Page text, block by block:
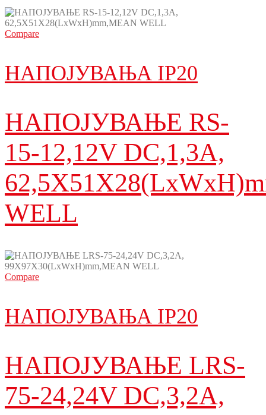
Compare
НАПОЈУВАЊА IP20
НАПОЈУВАЊЕ RS-
15-12,12V DC,1,3A,
WELL
Compare
НАПОЈУВАЊА IP20
НАПОЈУВАЊЕ LRS-
75-24,24V DC,3,2A,